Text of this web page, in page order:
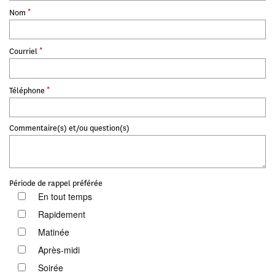
Nom *
Courriel*
Téléphone *
Commentaire(s) et/ou question(s)
Période de rappel préférée
En tout temps
Rapidement
Matinée
Après-midi
Soirée